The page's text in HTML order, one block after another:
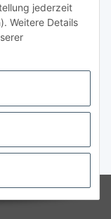
jederzeit
Weitere Details